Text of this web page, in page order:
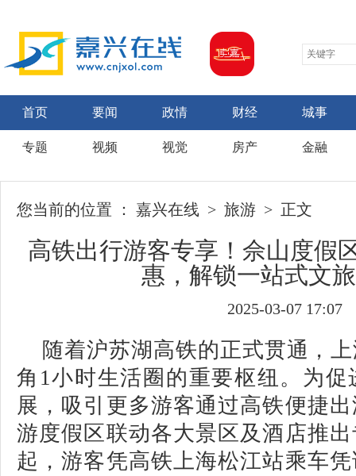
首页 要闻 政情 财经 城事
专题 视频 视觉 房产 金融
您当前的位置 ： 嘉兴在线 > 旅游 > 正文
高铁出行游客专享！佘山度假
惠，解锁一站式文
2025-03-07 17:07
随着沪苏湖高铁的正式贯通，
角1小时生活圈的重要枢纽。为
展，吸引更多游客通过高铁便捷
游度假区联动各大景区及酒店推
起，游客凭高铁上海松江站乘车